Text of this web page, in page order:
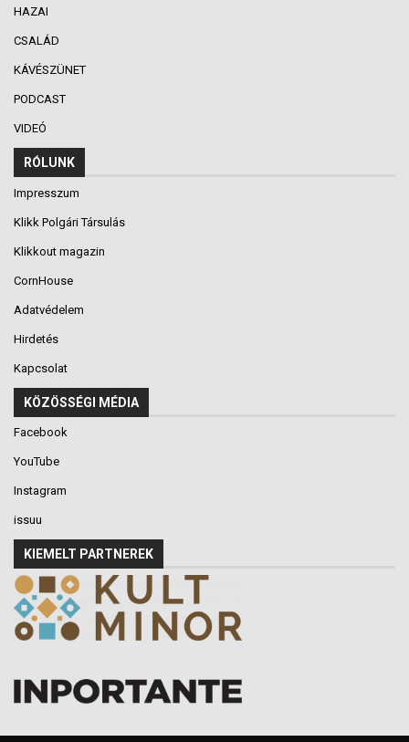
HAZAI
CSALÁD
KÁVÉSZÜNET
PODCAST
VIDEÓ
RÓLUNK
Impresszum
Klikk Polgári Társulás
Klikkout magazin
CornHouse
Adatvédelem
Hirdetés
Kapcsolat
KÖZÖSSÉGI MÉDIA
Facebook
YouTube
Instagram
issuu
KIEMELT PARTNEREK